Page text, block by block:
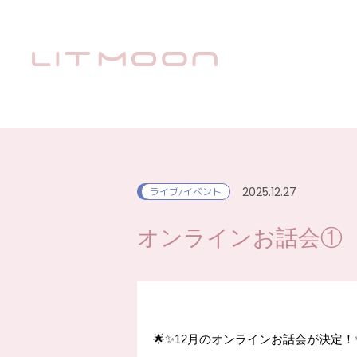
ライブ/イベント 2025.12.27
オンラインお話会①
🌟✨12月のオンラインお話会が決定！